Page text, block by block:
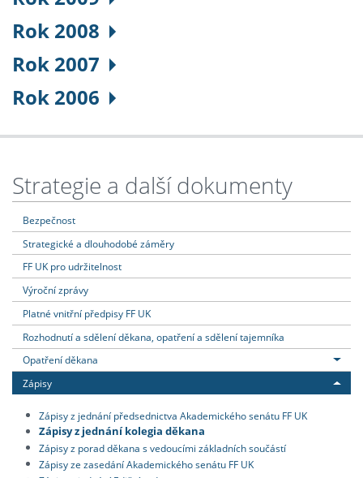
Rok 2008
Rok 2007
Rok 2006
Strategie a další dokumenty
Bezpečnost
Strategické a dlouhodobé záměry
FF UK pro udržitelnost
Výroční zprávy
Platné vnitřní předpisy FF UK
Rozhodnutí a sdělení děkana, opatření a sdělení tajemníka
Opatření děkana
Zápisy
Zápisy z jednání předsednictva Akademického senátu FF UK
Zápisy z jednání kolegia děkana
Zápisy z porad děkana s vedoucími základních součástí
Zápisy ze zasedání Akademického senátu FF UK